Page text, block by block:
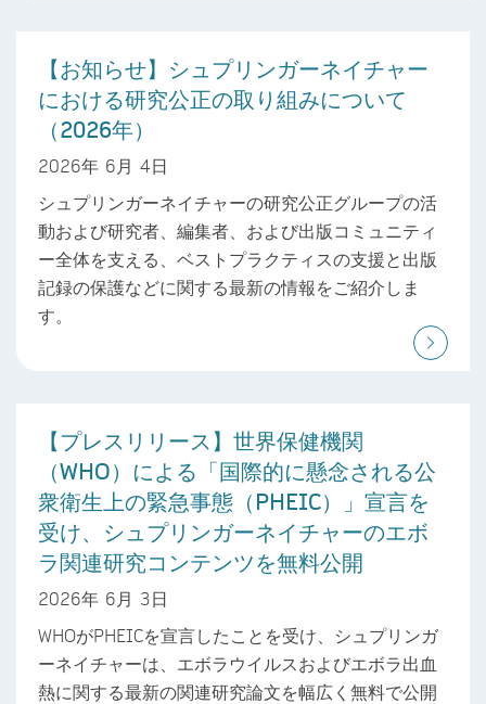
【お知らせ】シュプリンガーネイチャー
における研究公正の取り組みについて
（2026年）
2026年 6月 4日
シュプリンガーネイチャーの研究公正グループの活
動および研究者、編集者、および出版コミュニティ
ー全体を支える、ベストプラクティスの支援と出版
記録の保護などに関する最新の情報をご紹介しま
す。
【プレスリリース】世界保健機関
（WHO）による「国際的に懸念される公
衆衛生上の緊急事態（PHEIC）」宣言を
受け、シュプリンガーネイチャーのエボ
ラ関連研究コンテンツを無料公開
2026年 6月 3日
WHOがPHEICを宣言したことを受け、シュプリンガ
ーネイチャーは、エボラウイルスおよびエボラ出血
熱に関する最新の関連研究論文を幅広く無料で公開